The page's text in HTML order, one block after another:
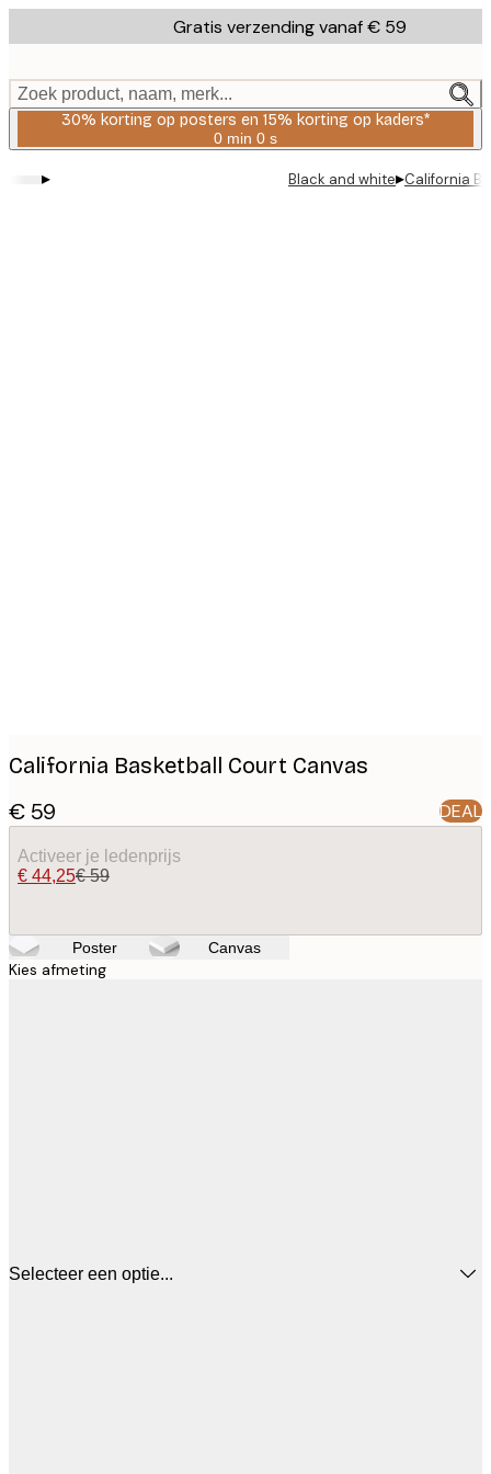
to
content.
Gratis verzending vanaf € 59
Zoek product, naam, merk...
30% korting op posters en 15% korting op kaders*
0 min 0 s
Geldig
▸ Black and white▸California
California Basketball Court Canvas
€ 59 DEAL
Activeer je ledenprijs
€ 44,25€ 59
Poster Canvas
Kies afmeting
Selecteer een optie...